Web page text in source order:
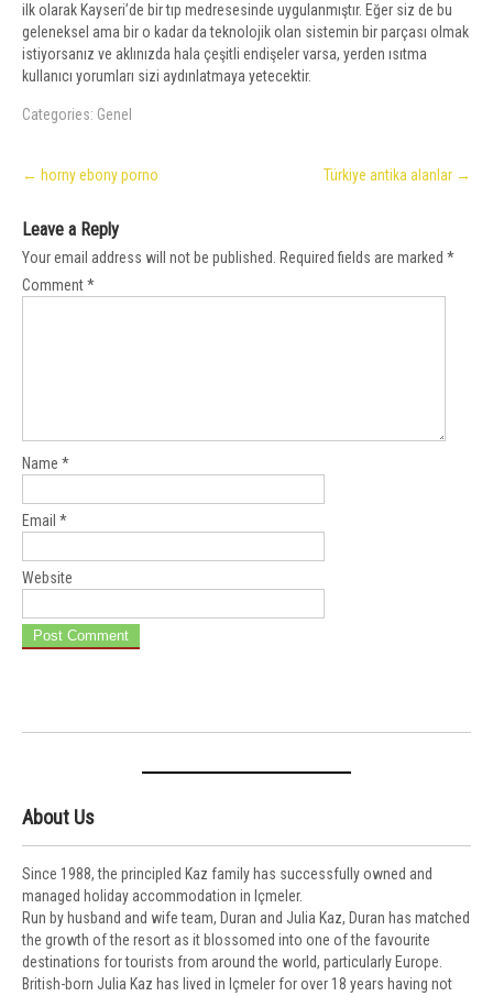
ilk olarak Kayseri’de bir tıp medresesinde uygulanmıştır. Eğer siz de bu
geleneksel ama bir o kadar da teknolojik olan sistemin bir parçası olmak
istiyorsanız ve aklınızda hala çeşitli endişeler varsa, yerden ısıtma
kullanıcı yorumları sizi aydınlatmaya yetecektir.
Categories: Genel
Post
navigation
← horny ebony porno Türkiye antika alanlar →
Leave a Reply
Your email address will not be published. Required fields are marked *
Comment*
Name *
Email *
Website
About Us
Since 1988, the principled Kaz family has successfully owned and
managed holiday accommodation in Içmeler.
Run by husband and wife team, Duran and Julia Kaz, Duran has matched
the growth of the resort as it blossomed into one of the favourite
destinations for tourists from around the world, particularly Europe.
British-born Julia Kaz has lived in Içmeler for over 18 years having not